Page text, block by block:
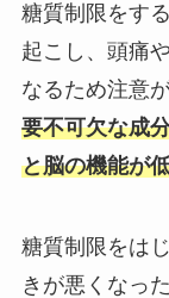
糖質制限をす
起こし、頭痛
なるため注意
要不可欠な成
と脳の機能が
糖質制限をは
きが悪くなっ